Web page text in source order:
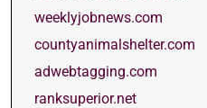
weeklyjobnews.com
countyanimalshelter.com
adwebtagging.com
ranksuperior.net